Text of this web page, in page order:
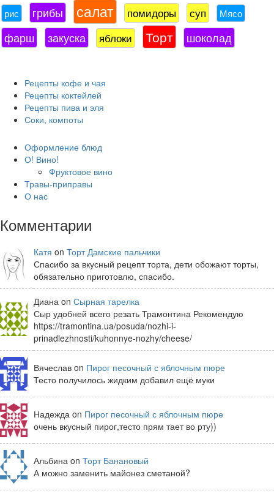
рис грибы салат помидоры суп Мясо
фарш закуска яблоки Торт шоколад
Рецепты кофе и чая
Рецепты коктейлей
Рецепты пива и эля
Соки, компоты
Оформление блюд
О! Вино!
Фруктовое вино
Травы-приправы
О нас
Комментарии
Катя on Торт Дамские пальчики
Спасибо за вкусный рецепт торта, дети обожают торты,
обязательно приготовлю, спасибо.
Диана on Сырная тарелка
Сыр удобней всего резать Трамонтина Рекомендую
https://tramontina.ua/posuda/nozhi-i-
prinadlezhnosti/kuhonnye-nozhy/cheese/
Вячеслав on Пирог песочный с яблочным пюре
Тесто получилось жидким добавил ещё муки
Надежда on Пирог песочный с яблочным пюре
очень вкусный пирог,тесто прям тает во рту))
Альбина on Торт Банановый
А можно заменить майонез сметаной?